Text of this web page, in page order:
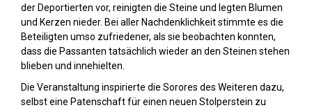
der Deportierten vor, reinigten die Steine und legten Blumen
und Kerzen nieder. Bei aller Nachdenklichkeit stimmte es die
Beteiligten umso zufriedener, als sie beobachten konnten,
dass die Passanten tatsächlich wieder an den Steinen stehen
blieben und innehielten.
Die Veranstaltung inspirierte die Sorores des Weiteren dazu,
selbst eine Patenschaft für einen neuen Stolperstein zu